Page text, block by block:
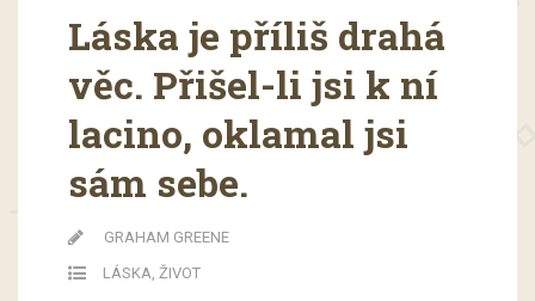
Láska je příliš drahá
věc. Přišel-li jsi k ní
lacino, oklamal jsi
sám sebe.
GRAHAM GREENE
LÁSKA, ŽIVOT